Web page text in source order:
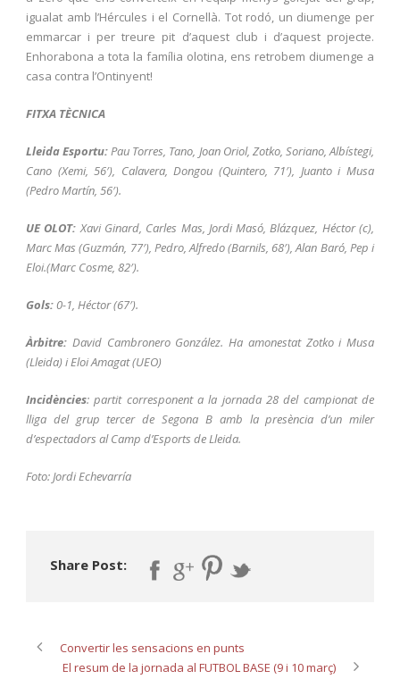
igualat amb l’Hércules i el Cornellà. Tot rodó, un diumenge per
emmarcar i per treure pit d’aquest club i d’aquest projecte.
Enhorabona a tota la família olotina, ens retrobem diumenge a
casa contra l’Ontinyent!
FITXA TÈCNICA
Lleida Esportu:Pau Torres, Tano, Joan Oriol, Zotko, Soriano, Albístegi,
Cano (Xemi, 56′), Calavera, Dongou (Quintero, 71′), Juanto i Musa
(Pedro Martín, 56′).
UE OLOT: Xavi Ginard, Carles Mas, Jordi Masó, Blázquez, Héctor (c),
Marc Mas (Guzmán, 77′), Pedro, Alfredo (Barnils, 68′), Alan Baró, Pep i
Eloi.(Marc Cosme, 82′).
Gols:0-1, Héctor (67′).
Àrbitre: David Cambronero González. Ha amonestat Zotko i Musa
(Lleida) i Eloi Amagat (UEO)
Incidències: partit corresponent a la jornada 28 del campionat de
lliga del grup tercer de Segona B amb la presència d’un miler
d’espectadors al Camp d’Esports de Lleida.
Foto: Jordi Echevarría
Share Post:
Convertir les sensacions en punts
El resum de la jornada al FUTBOL BASE (9 i 10 març)